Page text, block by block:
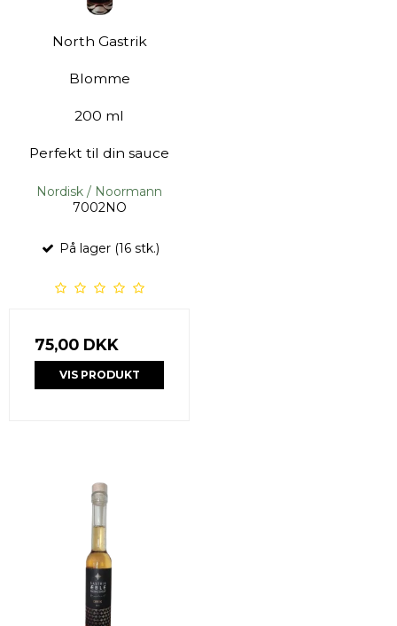
North Gastrik
Blomme
200 ml
Perfekt til din sauce
Nordisk / Noormann
7002NO
På lager (16 stk.)
75,00 DKK
VIS PRODUKT